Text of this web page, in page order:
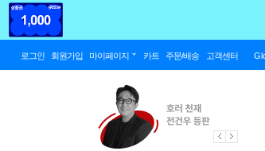
로그인 회원가입 마이페이지 카트 주문/배송 고객센터